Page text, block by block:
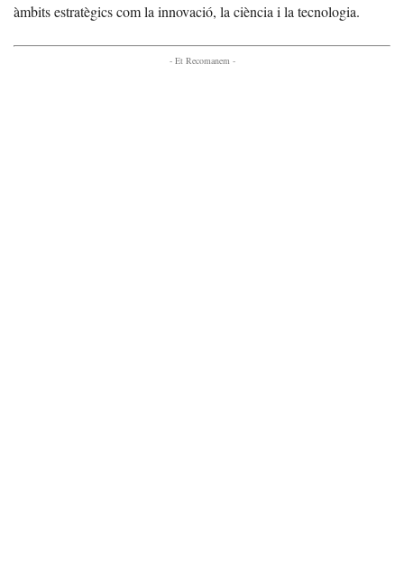
àmbits estratègics com la innovació, la ciència i la tecnologia.
- Et Recomanem -